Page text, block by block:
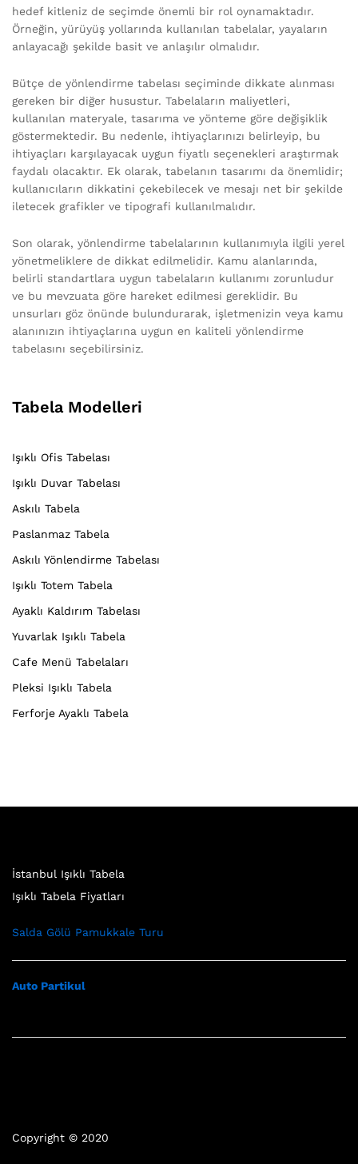
hedef kitleniz de seçimde önemli bir rol oynamaktadır.
Örneğin, yürüyüş yollarında kullanılan tabelalar, yayaların
anlayacağı şekilde basit ve anlaşılır olmalıdır.
Bütçe de yönlendirme tabelası seçiminde dikkate alınması
gereken bir diğer husustur. Tabelaların maliyetleri,
kullanılan materyale, tasarıma ve yönteme göre değişiklik
göstermektedir. Bu nedenle, ihtiyaçlarınızı belirleyip, bu
ihtiyaçları karşılayacak uygun fiyatlı seçenekleri araştırmak
faydalı olacaktır. Ek olarak, tabelanın tasarımı da önemlidir;
kullanıcıların dikkatini çekebilecek ve mesajı net bir şekilde
iletecek grafikler ve tipografi kullanılmalıdır.
Son olarak, yönlendirme tabelalarının kullanımıyla ilgili yerel
yönetmeliklere de dikkat edilmelidir. Kamu alanlarında,
belirli standartlara uygun tabelaların kullanımı zorunludur
ve bu mevzuata göre hareket edilmesi gereklidir. Bu
unsurları göz önünde bulundurarak, işletmenizin veya kamu
alanınızın ihtiyaçlarına uygun en kaliteli yönlendirme
tabelasını seçebilirsiniz.
Tabela Modelleri
Işıklı Ofis Tabelası
Işıklı Duvar Tabelası
Askılı Tabela
Paslanmaz Tabela
Askılı Yönlendirme Tabelası
Işıklı Totem Tabela
Ayaklı Kaldırım Tabelası
Yuvarlak Işıklı Tabela
Cafe Menü Tabelaları
Pleksi Işıklı Tabela
Ferforje Ayaklı Tabela
İstanbul Işıklı Tabela
Işıklı Tabela Fiyatları
Salda Gölü Pamukkale Turu
Auto Partikul
Copyright © 2020